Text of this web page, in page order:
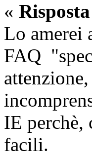
«
Lo amerei
FAQ
IE perchè,
facili.